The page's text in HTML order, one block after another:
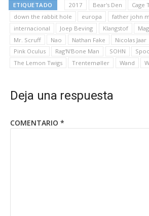
ETIQUETADO 2017 Bear's Den Cage
down the rabbit hole
europa father john
internacional
Joep Beving Klangstof
Mr. Scruff
Nao Nathan Fake Nicolas Jaar
Pink Oculus
Rag'N'Bone Man SOHN
The Lemon Twigs
Trentemøller Wand
Deja una respuesta
COMENTARIO *